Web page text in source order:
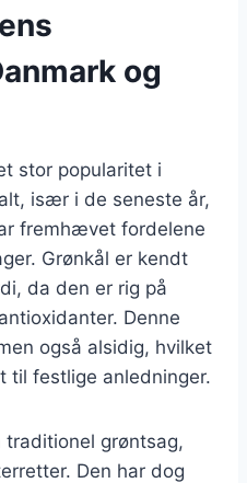
og
stor popularitet i
især i de seneste år,
fremhævet fordelene
Grønkål er kendt
da den er rig på
Denne
også alsidig, hvilket
til festlige anledninger.
traditionel grøntsag,
Den har dog